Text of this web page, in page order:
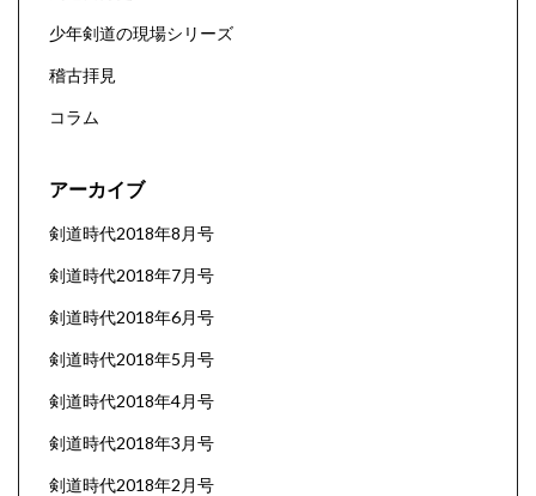
少年剣道の現場シリーズ
稽古拝見
コラム
アーカイブ
剣道時代2018年8月号
剣道時代2018年7月号
剣道時代2018年6月号
剣道時代2018年5月号
剣道時代2018年4月号
剣道時代2018年3月号
剣道時代2018年2月号